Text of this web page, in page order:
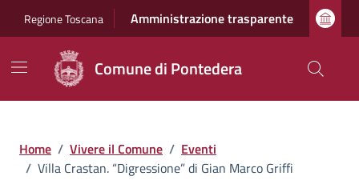
Regione Toscana Amministrazione trasparente
Comune di Pontedera
Home / Vivere il Comune / Eventi
/ Villa Crastan. “Digressione” di Gian Marco Griffi